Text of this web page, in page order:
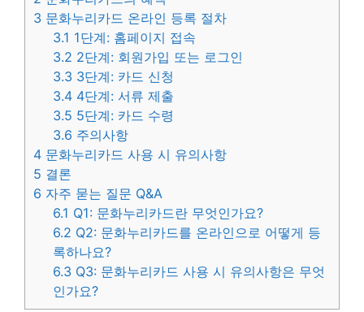
3 문화누리카드 온라인 등록 절차
3.1 1단계: 홈페이지 접속
3.2 2단계: 회원가입 또는 로그인
3.3 3단계: 카드 신청
3.4 4단계: 서류 제출
3.5 5단계: 카드 수령
3.6 주의사항
4 문화누리카드 사용 시 유의사항
5 결론
6 자주 묻는 질문 Q&A
6.1 Q1: 문화누리카드란 무엇인가요?
6.2 Q2: 문화누리카드를 온라인으로 어떻게 등
록하나요?
6.3 Q3: 문화누리카드 사용 시 유의사항은 무엇
인가요?